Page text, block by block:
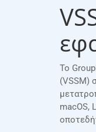
Το
(VSSM)
macOS,